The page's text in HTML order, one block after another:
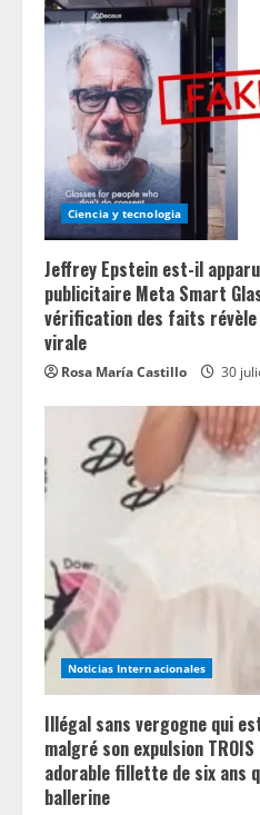
Ciencia y tecnologia
Jeffrey Epstein est-il
publicitaire Meta Smart
vérification des faits
virale
Rosa María Castillo 30
Noticias Internacionales
Illégal sans vergogne qui
malgré son expulsion
adorable fillette de six ans
ballerine